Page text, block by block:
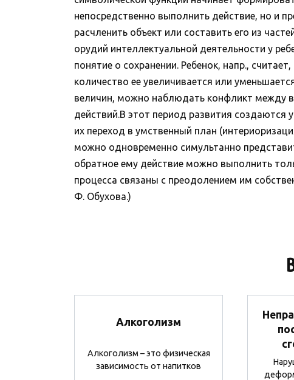
непосредственно выполнить действие, но и
расчленить объект или составить его из
орудий интеллектуальной деятельности у
понятие о сохранении. Ребенок, напр.,
количество ее увеличивается или
величин, можно наблюдать конфликт между
действий.В этот период развития создаются
их переход в умственный план
можно одновременно симультанно
обратное ему действие можно выполнить
процесса связаны с преодолением им
Ф. Обухова.)
Алкоголизм
Алкоголизм – это физическая
зависимость от напитков